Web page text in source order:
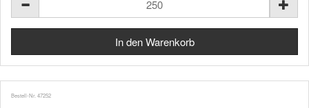
Bestell-Nr. 47252